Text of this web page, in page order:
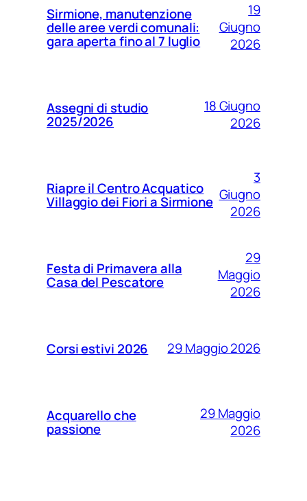
Sirmione, manutenzione
delle aree verdi comunali:
gara aperta fino al 7 luglio
19
Giugno
2026
Assegni di studio
2025/2026
18 Giugno
2026
Riapre il Centro Acquatico
Villaggio dei Fiori a Sirmione
3
Giugno
2026
Festa di Primavera alla
Casa del Pescatore
29
Maggio
2026
Corsi estivi 2026 29 Maggio 2026
Acquarello che
passione
29 Maggio
2026